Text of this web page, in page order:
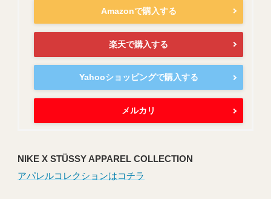
Amazonで購入する
楽天で購入する
Yahooショッピングで購入する
メルカリ
NIKE X STÜSSY APPAREL COLLECTION
アパレルコレクションはコチラ